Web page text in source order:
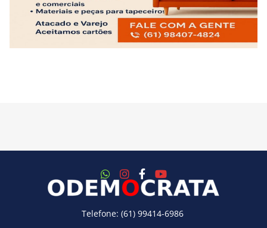
Telefone: (61) 99414-6986